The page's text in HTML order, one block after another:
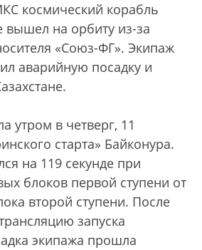
космический корабль
на орбиту из-за
«Союз-ФГ». Экипаж
аварийную посадку и
утром в четверг, 11
старта» Байконура.
на 119 секунде при
блоков первой ступени от
второй ступени. После
запуска
экипажа прошла